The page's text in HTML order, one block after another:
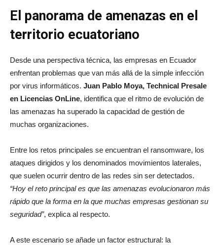
El panorama de amenazas en el
territorio ecuatoriano
Desde una perspectiva técnica, las empresas en Ecuador
enfrentan problemas que van más allá de la simple infección
por virus informáticos. Juan Pablo Moya, Technical Presale
en Licencias OnLine, identifica que el ritmo de evolución de
las amenazas ha superado la capacidad de gestión de
muchas organizaciones.
Entre los retos principales se encuentran el ransomware, los
ataques dirigidos y los denominados movimientos laterales,
que suelen ocurrir dentro de las redes sin ser detectados.
“Hoy el reto principal es que las amenazas evolucionaron más
rápido que la forma en la que muchas empresas gestionan su
seguridad”, explica al respecto.
A este escenario se añade un factor estructural: la